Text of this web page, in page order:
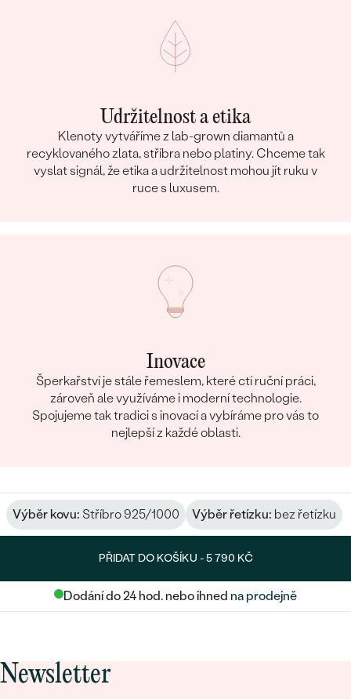
Udržitelnost a etika
Klenoty vytváříme z lab-grown diamantů a
recyklovaného zlata, stříbra nebo platiny. Chceme tak
vyslat signál, že etika a udržitelnost mohou jít ruku v
ruce s luxusem.
Inovace
Šperkařství je stále řemeslem, které ctí ruční práci,
zároveň ale využíváme i moderní technologie.
Spojujeme tak tradici s inovací a vybíráme pro vás to
nejlepší z každé oblasti.
Výběr kovu: Stříbro 925/1000 Výběr řetízku: bez řetízku
PŘIDAT DO KOŠÍKU -5 790 KČ
Dodání do 24 hod. nebo ihned na prodejně
Newsletter